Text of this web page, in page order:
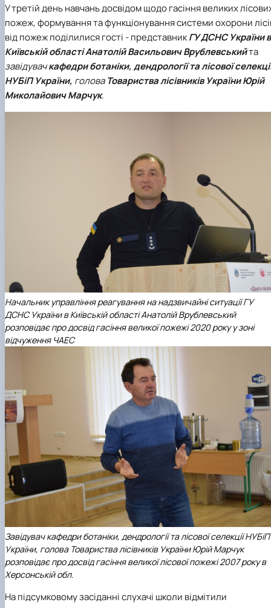
У третій день навчань досвідом щодо гасіння великих
пожеж, формування та функціонування системи охорони
від пожеж поділилися гості - представникГУ ДСНС України в
Київській області Анатолій Васильович Врублевськийта
завідувачкафедри ботаніки, дендрології та лісової
НУБіП України, головаТовариства лісівників України Юрій
Миколайович Марчук.
Начальник управління реагування на надзвичайні ситуації ГУ
ДСНС України в Київській області Анатолій Врублевський
розповідає про досвід гасіння великої пожежі 2020 року у зоні
відчуження ЧАЕС
Завідувач кафедри ботаніки, дендрології та лісової селекції НУБіП
України, голова Товариства лісівників України Юрій Марчук
розповідає про досвід гасіння великої лісової пожежі 2007 року в
Херсонській обл.
На підсумковому засіданні слухачі школи відмітили